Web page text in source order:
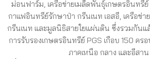
ม่อนฟาร์ม, เครือข่ายเมล็ดพันธุ์เกษตรอินทรีย์
กาแฟอินทรีย์รักษาป่า กรีนเนท เอสอี, เครือข่
กรีนเนท และมูลนิธิสายใยแผ่นดิน ซึ่งรวมกันแ
การรับรองเกษตรอินทรีย์ PGS เกือบ 150 คร
ภาคเหนือ กลาง และอีสาน